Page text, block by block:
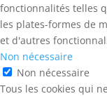
fonctionnalités telles
les plates-formes de
et d'autres
Non nécessaire
Non nécessaire
Tous les cookies qui